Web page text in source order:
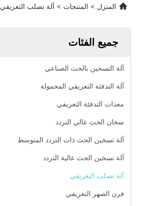
المنزل > المنتجات > آلة تصلب التعريفي
جميع الفئات
آلة التسخين بالحث الصناعي
آلة التدفئة التعريفي المحمولة
معدات التدفئة التعريفي
سخان الحث عالي التردد
آلة تسخين الحث ذات التردد المتوسط
آلة تسخين الحث عالية التردد
آلة تصلب التعريفي
فرن الصهر التعريفي